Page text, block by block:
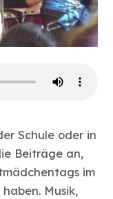
Schule oder in
Beiträge an,
im
Musik,